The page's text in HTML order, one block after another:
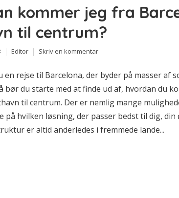
kommer jeg fra
til centrum?
Editor Skriv en kommentar
en rejse til Barcelona, der byder på masser af
bør du starte med at finde ud af, hvordan du
til centrum. Der er nemlig mange
på hvilken løsning, der passer bedst til dig, din
er altid anderledes i fremmede lande...